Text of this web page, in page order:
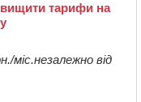
тарифи на
міс.незалежно від